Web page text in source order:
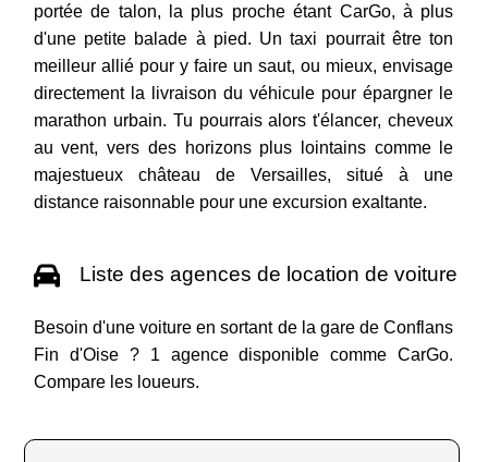
portée de talon, la plus proche étant CarGo, à plus
d'une petite balade à pied. Un taxi pourrait être ton
meilleur allié pour y faire un saut, ou mieux, envisage
directement la livraison du véhicule pour épargner le
marathon urbain. Tu pourrais alors t'élancer, cheveux
au vent, vers des horizons plus lointains comme le
majestueux château de Versailles, situé à une
distance raisonnable pour une excursion exaltante.
Liste des agences de location de voiture
Besoin d'une voiture en sortant de la gare de Conflans
Fin d'Oise ? 1 agence disponible comme CarGo.
Compare les loueurs.